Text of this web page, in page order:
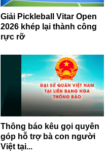
Giải Pickleball Vitar Open
2026 khép lại thành công
rực rỡ
Thông báo kêu gọi quyên
góp hỗ trợ bà con người
Việt tại...